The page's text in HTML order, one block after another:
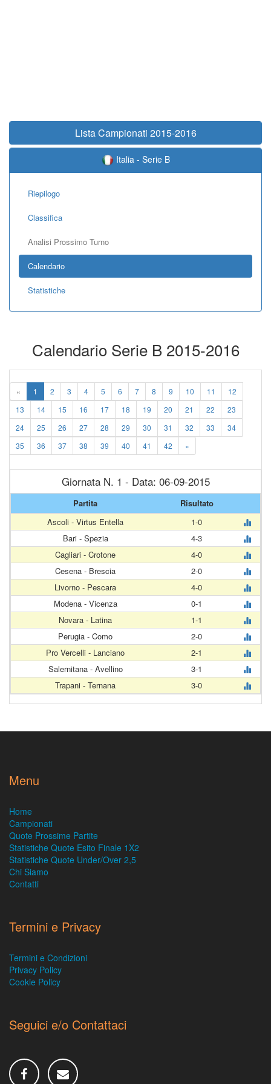
Lista Campionati 2015-2016
Italia - Serie B
Riepilogo
Classifica
Analisi Prossimo Turno
Calendario
Statistiche
Calendario Serie B 2015-2016
« 1 2 3 4 5 6 7 8 9 10 11
12
13
14 15 16 17 18 19 20 21 22
23
24
25 26 27 28 29 30 31 32 33
34
35
36 37 38 39 40 41 42 »
Giornata N. 1 - Data: 06-09-2015
Partita
Risultato
Ascoli - Virtus Entella
1-0
Bari - Spezia
4-3
Cagliari - Crotone
4-0
Cesena - Brescia
2-0
Livorno - Pescara
4-0
Modena - Vicenza
0-1
Novara - Latina
1-1
Perugia - Como
2-0
Pro Vercelli - Lanciano
2-1
Salernitana - Avellino
3-1
Trapani - Ternana
3-0
Menu
Home
Campionati
Quote Prossime Partite
Statistiche Quote Esito Finale 1X2
Statistiche Quote Under/Over 2,5
Chi Siamo
Contatti
Termini e Privacy
Termini e Condizioni
Privacy Policy
Cookie Policy
Seguici e/o Contattaci